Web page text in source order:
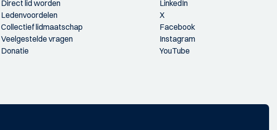
Direct lid worden
Ledenvoordelen
Collectief lidmaatschap
Veelgestelde vragen
Donatie
LinkedIn
X
Facebook
Instagram
YouTube